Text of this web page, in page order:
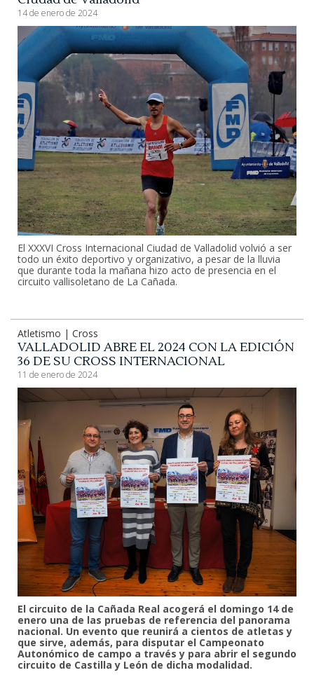
14 de enero de 2024
El XXXVI Cross Internacional Ciudad de Valladolid volvió a ser
todo un éxito deportivo y organizativo, a pesar de la lluvia
que durante toda la mañana hizo acto de presencia en el
circuito vallisoletano de La Cañada.
Atletismo | Cross
VALLADOLID ABRE EL 2024 CON LA EDICIÓN
36 DE SU CROSS INTERNACIONAL
11 de enero de 2024
El circuito de la Cañada Real acogerá el domingo 14 de
enero una de las pruebas de referencia del panorama
nacional. Un evento que reunirá a cientos de atletas y
que sirve, además, para disputar el Campeonato
Autonómico de campo a través y para abrir el segundo
circuito de Castilla y León de dicha modalidad.